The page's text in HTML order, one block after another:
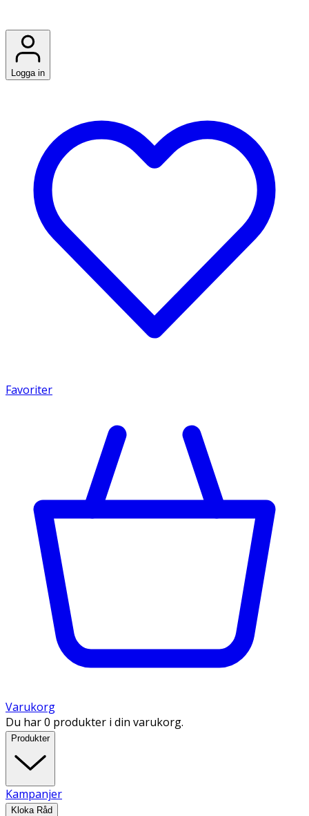
Logga in
Favoriter
Varukorg
Du har 0 produkter i din varukorg.
Produkter
Kampanjer
Kloka Råd